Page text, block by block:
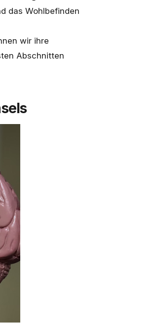
das Wohlbefinden
wir ihre
Abschnitten